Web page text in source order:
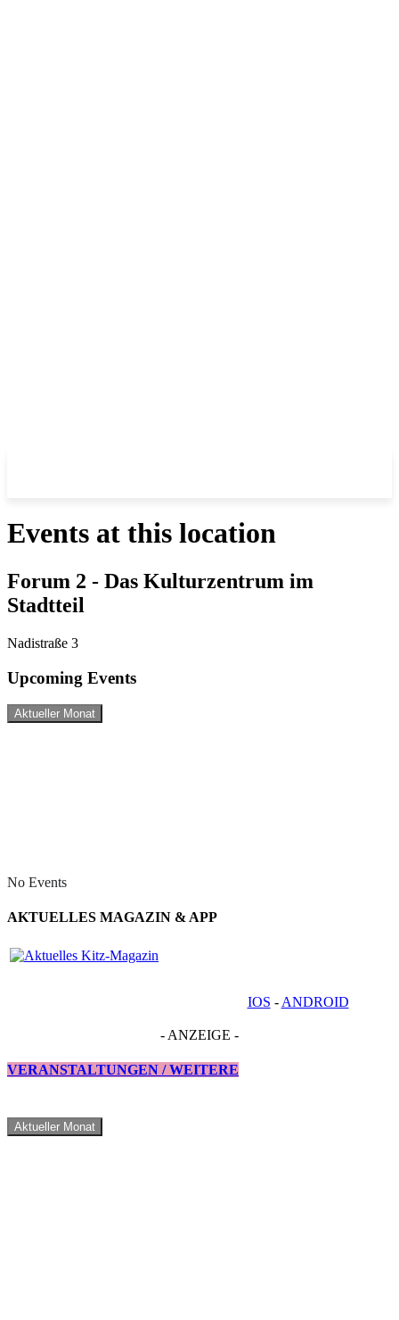
Events at this location
Forum 2 - Das Kulturzentrum im
Stadtteil
Nadistraße 3
Upcoming Events
Aktueller Monat
No Events
AKTUELLES MAGAZIN & APP
IOS - ANDROID
- ANZEIGE -
VERANSTALTUNGEN / WEITERE
Aktueller Monat